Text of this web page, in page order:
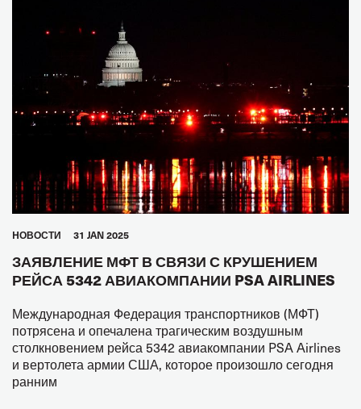
АВТОМОБИЛЬНЫЙ ТРАНСПОРТ
ГОРОДСКОЙ ТРАНСПОРТ
СКЛАДСКОЕ ХОЗЯЙСТВО
ЖЕНЩИНЫ
МОЛОДЕЖЬ
БЕЗОПАСНОСТЬ GLOBAL
HОВОСТИ 31 JAN 2025
ЗАЯВЛЕНИЕ МФТ В СВЯЗИ С КРУШЕНИЕМ
РЕЙСА 5342 АВИАКОМПАНИИ PSA AIRLINES
Международная Федерация транспортников (МФТ)
потрясена и опечалена трагическим воздушным
столкновением рейса 5342 авиакомпании PSA Airlines
и вертолета армии США, которое произошло сегодня
ранним